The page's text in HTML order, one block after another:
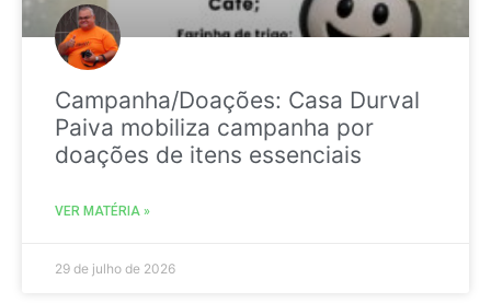
Campanha/Doações: Casa Durval
Paiva mobiliza campanha por
doações de itens essenciais
VER MATÉRIA »
29 de julho de 2026